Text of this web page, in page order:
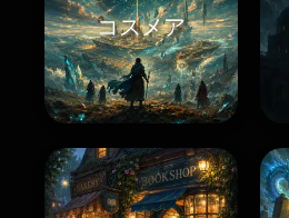
コスメア